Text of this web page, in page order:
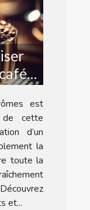
est
de cette
d’un
la
toute la
et...